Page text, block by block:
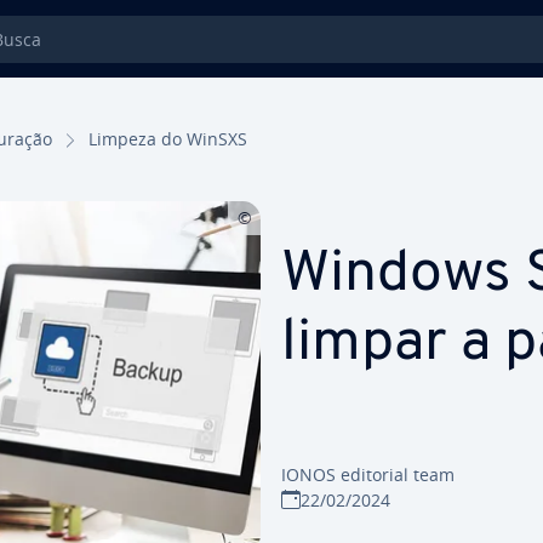
Limpeza do WinSXS
Windows
limpar a
IONOS editorial team
22/02/2024